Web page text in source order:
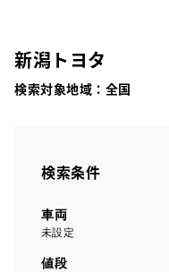
新潟トヨタ
検索対象地域： 全国
検索条件
車両
未設定
値段